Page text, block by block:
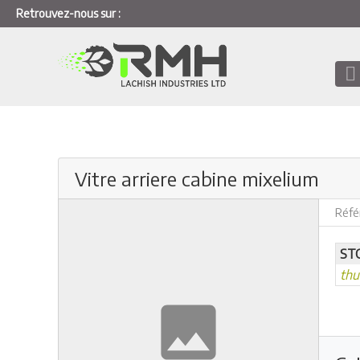
Retrouvez-nous sur :
Vitre arriere cabine mixelium